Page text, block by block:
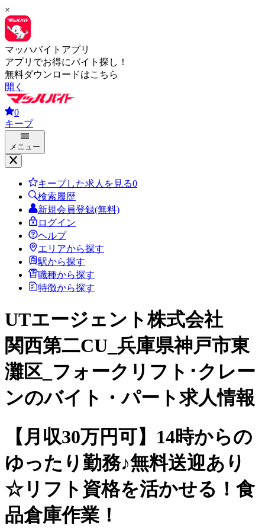
×
マッハバイトアプリ
アプリでお得にバイト探し！
無料ダウンロードはこちら
開く
0
キープ
メニュー
キープした求人を見る0
検索履歴
新規会員登録(無料)
ログイン
ヘルプ
エリアから探す
駅から探す
職種から探す
特徴から探す
UTエージェント株式会社
関西第二CU_兵庫県神戸市東
灘区_フォークリフト･クレー
ンのバイト・パート求人情報
【月収30万円可】14時からの
ゆったり勤務♪無料送迎あり
☆リフト資格を活かせる！食
品倉庫作業！